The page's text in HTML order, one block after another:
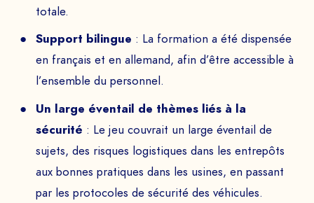
totale.
Support bilingue : La formation a été dispensée
en français et en allemand, afin d’être accessible à
l’ensemble du personnel.
Un large éventail de thèmes liés à la
sécurité : Le jeu couvrait un large éventail de
sujets, des risques logistiques dans les entrepôts
aux bonnes pratiques dans les usines, en passant
par les protocoles de sécurité des véhicules.